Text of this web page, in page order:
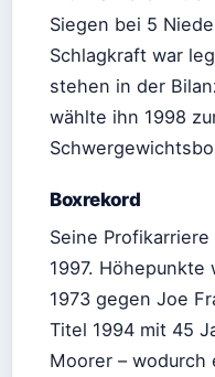
Siegen bei 5
Schlagkraft war
stehen in der
wählte ihn 1998
Boxrekord
Seine
1997. Höhepunkte
1973 gegen Joe
Titel 1994 mit 45
Moorer – wodurch